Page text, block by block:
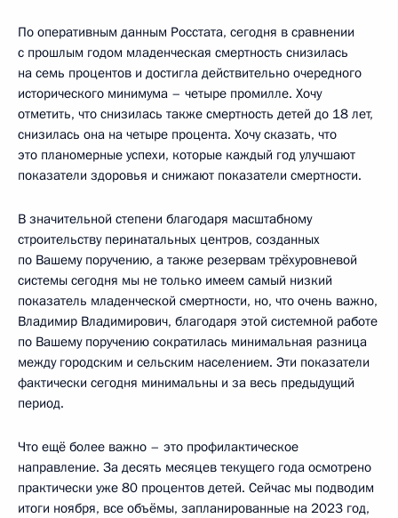
По оперативным данным Росстата, сегодня в сравнении
с прошлым годом младенческая смертность снизилась
на семь процентов и достигла действительно очередного
исторического минимума – четыре промилле. Хочу
отметить, что снизилась также смертность детей до 18 лет,
снизилась она на четыре процента. Хочу сказать, что
это планомерные успехи, которые каждый год улучшают
показатели здоровья и снижают показатели смертности.
В значительной степени благодаря масштабному
строительству перинатальных центров, созданных
по Вашему поручению, а также резервам трёхуровневой
системы сегодня мы не только имеем самый низкий
показатель младенческой смертности, но, что очень важно,
Владимир Владимирович, благодаря этой системной работе
по Вашему поручению сократилась минимальная разница
между городским и сельским населением. Эти показатели
фактически сегодня минимальны и за весь предыдущий
период.
Что ещё более важно – это профилактическое
направление. За десять месяцев текущего года осмотрено
практически уже 80 процентов детей. Сейчас мы подводим
итоги ноября, все объёмы, запланированные на 2023 год,